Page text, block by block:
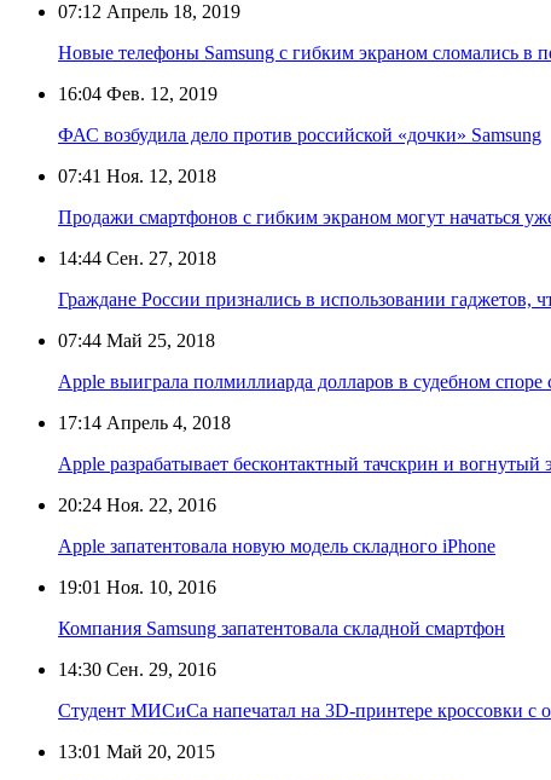
07:12 Апрель 18, 2019
Новые телефоны Samsung с гибким экраном сломались в
16:04 Фев. 12, 2019
ФАС возбудила дело против российской «дочки» Samsung
07:41 Ноя. 12, 2018
Продажи смартфонов с гибким экраном могут начаться
14:44 Сен. 27, 2018
Граждане России признались в использовании гаджетов,
07:44 Май 25, 2018
Apple выиграла полмиллиарда долларов в судебном споре
17:14 Апрель 4, 2018
Apple разрабатывает бесконтактный тачскрин и вогнутый
20:24 Ноя. 22, 2016
Apple запатентовала новую модель складного iPhone
19:01 Ноя. 10, 2016
Компания Samsung запатентовала складной смартфон
14:30 Сен. 29, 2016
Студент МИСиСа напечатал на 3D-принтере кроссовки с
13:01 Май 20, 2015